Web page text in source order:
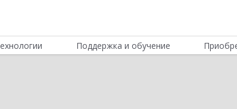
Поддержка и обучение